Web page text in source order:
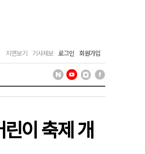
지면보기 기사제보 로그인 회원가입
이 축제 개